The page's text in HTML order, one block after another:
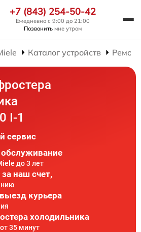
+7 (843) 254-50-42
Ежедневно с 9:00 до 21:00
Позвонить мне утром
Каталог устройств
I-1
сервис
обслуживание
до 3 лет
наш счет,
курьера
холодильника
35 минут